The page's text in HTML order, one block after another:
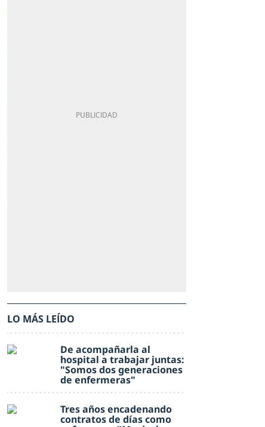
LO MÁS LEÍDO
De acompañarla al
hospital a trabajar juntas:
"Somos dos generaciones
de enfermeras"
Tres años encadenando
contratos de días como